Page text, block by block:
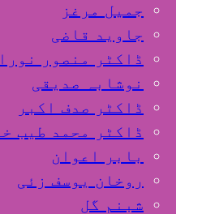
جمیل مرغز
جاوید قاضی
ڈاکٹر منصور
نوشابہ صدیقی
ڈاکٹر صدف اکبر
ڈاکٹر محمد طیب
بابر اعوان
روخان یوسف زئی
شبنم گل